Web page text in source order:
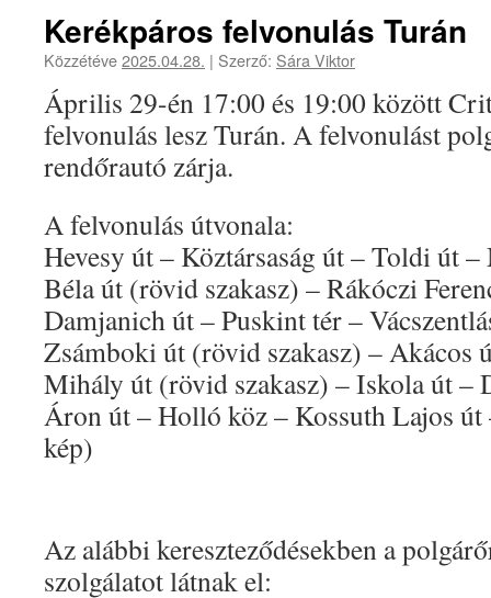
Kerékpáros felvonulás Turán
Közzétéve2025.04.28. | Szerző: Sára Viktor
Április 29-én 17:00 és 19:00 között
felvonulás lesz Turán. A felvonulást
rendőrautó zárja.
A felvonulás útvonala:
Hevesy út – Köztársaság út – Toldi út
Béla út (rövid szakasz) – Rákóczi
Damjanich út – Puskint tér –
Zsámboki út (rövid szakasz) – Akácos
Mihály út (rövid szakasz) – Iskola út –
Áron út – Holló köz – Kossuth Lajos
kép)
Az alábbi kereszteződésekben a
szolgálatot látnak el: